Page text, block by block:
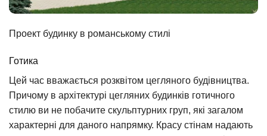
Проект будинку в романському стилі
Готика
Цей час вважається розквітом цегляного будівництва.
Причому в архітектурі цегляних будинків готичного
стилю ви не побачите скульптурних груп, які загалом
характерні для даного напрямку. Красу стінам надають